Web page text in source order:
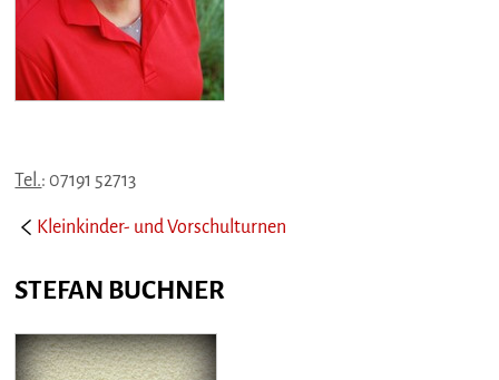
Tel.: 07191 52713
Kleinkinder- und Vorschulturnen
STEFAN BUCHNER